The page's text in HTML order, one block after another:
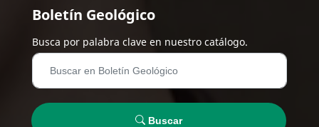
Boletín Geológico
Busca por palabra clave en nuestro catálogo.
Buscar